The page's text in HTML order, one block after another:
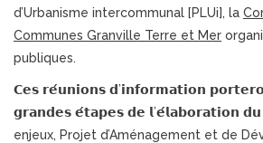
d’Urbanisme intercommunal [PLUi], la
Communes Granville Terre et Mer
publiques.
𝗖𝗲𝘀 𝗿𝗲́𝘂𝗻𝗶𝗼𝗻𝘀 𝗱’𝗶𝗻𝗳𝗼𝗿𝗺𝗮𝘁𝗶𝗼𝗻
𝗴𝗿𝗮𝗻𝗱𝗲𝘀 𝗲́𝘁𝗮𝗽𝗲𝘀 𝗱𝗲 𝗹’𝗲́𝗹𝗮𝗯𝗼𝗿𝗮𝘁𝗶𝗼𝗻
enjeux, Projet d’Aménagement et de